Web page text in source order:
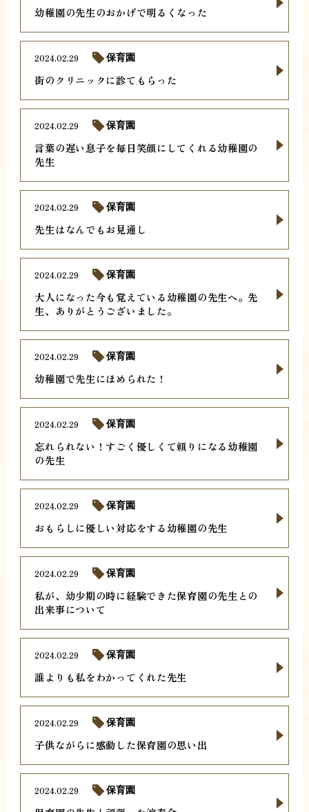
幼稚園の先生のおかげで明るくなった
街のクリニックに診てもらった
2024.02.29 保育園
言葉の遅い息子を毎日笑顔にしてくれる幼稚園の
先生
2024.02.29 保育園
先生はなんでもお見通し
2024.02.29 保育園
大人になった今も覚えている幼稚園の先生へ。先
生、ありがとうございました。
2024.02.29 保育園
幼稚園で先生にほめられた！
2024.02.29 保育園
忘れられない！すごく優しくて頼りになる幼稚園
の先生
2024.02.29 保育園
おもらしに優しい対応をする幼稚園の先生
2024.02.29 保育園
私が、幼少期の時に経験できた保育園の先生との
出来事について
2024.02.29 保育園
誰よりも私をわかってくれた先生
2024.02.29 保育園
子供ながらに感動した保育園の思い出
2024.02.29 保育園
2024.02.29 保育園